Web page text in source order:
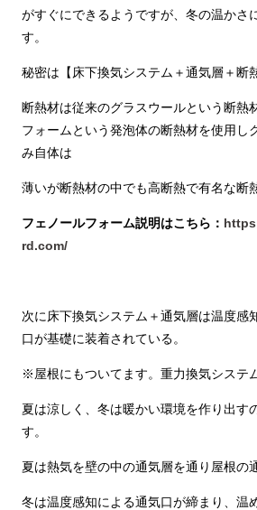
がすぐにできるようですが、冬の温かさ
す。
秘密は【床下換気システム＋通気層＋断
断熱材は従来のグラスウールという断熱
フォームという発泡体の断熱材を使用し
み自体は
薄いが断熱材の中でも高断熱で有名な断
フェノールフォーム説明はこちら：
rd.com/
次に床下換気システム＋通気層は温度感
口が基礎に装着されている。
※屋根にもついてます。重力換気システ
夏は涼しく、冬は暖かい環境を作り出す
す。
夏は熱気を壁の中の通気層を通り屋根の
冬は温度感知による通気口が締まり、温